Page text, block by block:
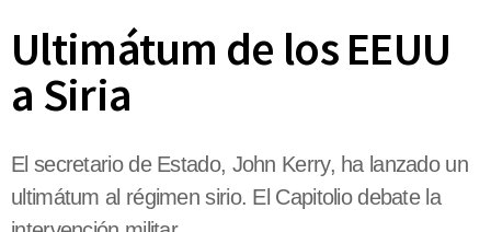
Ultimátum de los EEUU
a Siria
El secretario de Estado, John Kerry, ha lanzado un
ultimátum al régimen sirio. El Capitolio debate la